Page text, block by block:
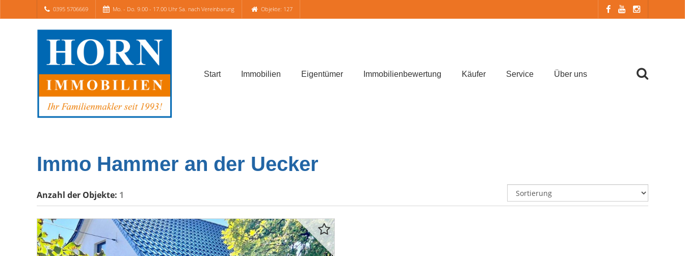
0395 5706669 Mo. - Do. 9.00 - 17.00 Uhr Sa. nach Vereinbarung Objekte: 127
Start Immobilien Eigentümer Immobilienbewertung Käufer Service Über uns
Immo Hammer an der Uecker
Anzahl der Objekte: 1